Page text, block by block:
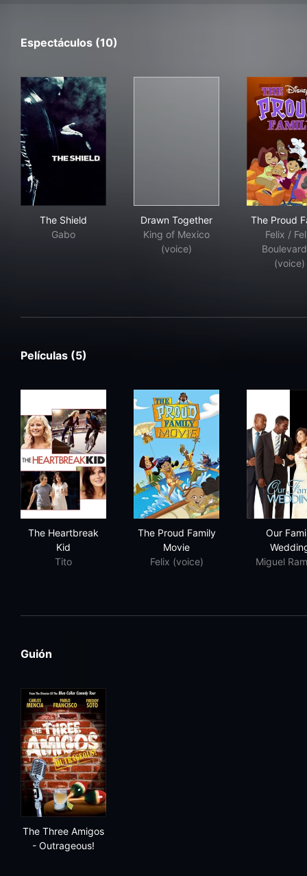
Espectáculos (10)
The Shield
Gabo
Drawn Together
King of Mexico
(voice)
The Proud
Felix /
(voice)
Películas (5)
The Heartbreak
Kid
Tito
The Proud Family
Movie
Felix (voice)
Our
Miguel
Guión
The Three Amigos
- Outrageous!